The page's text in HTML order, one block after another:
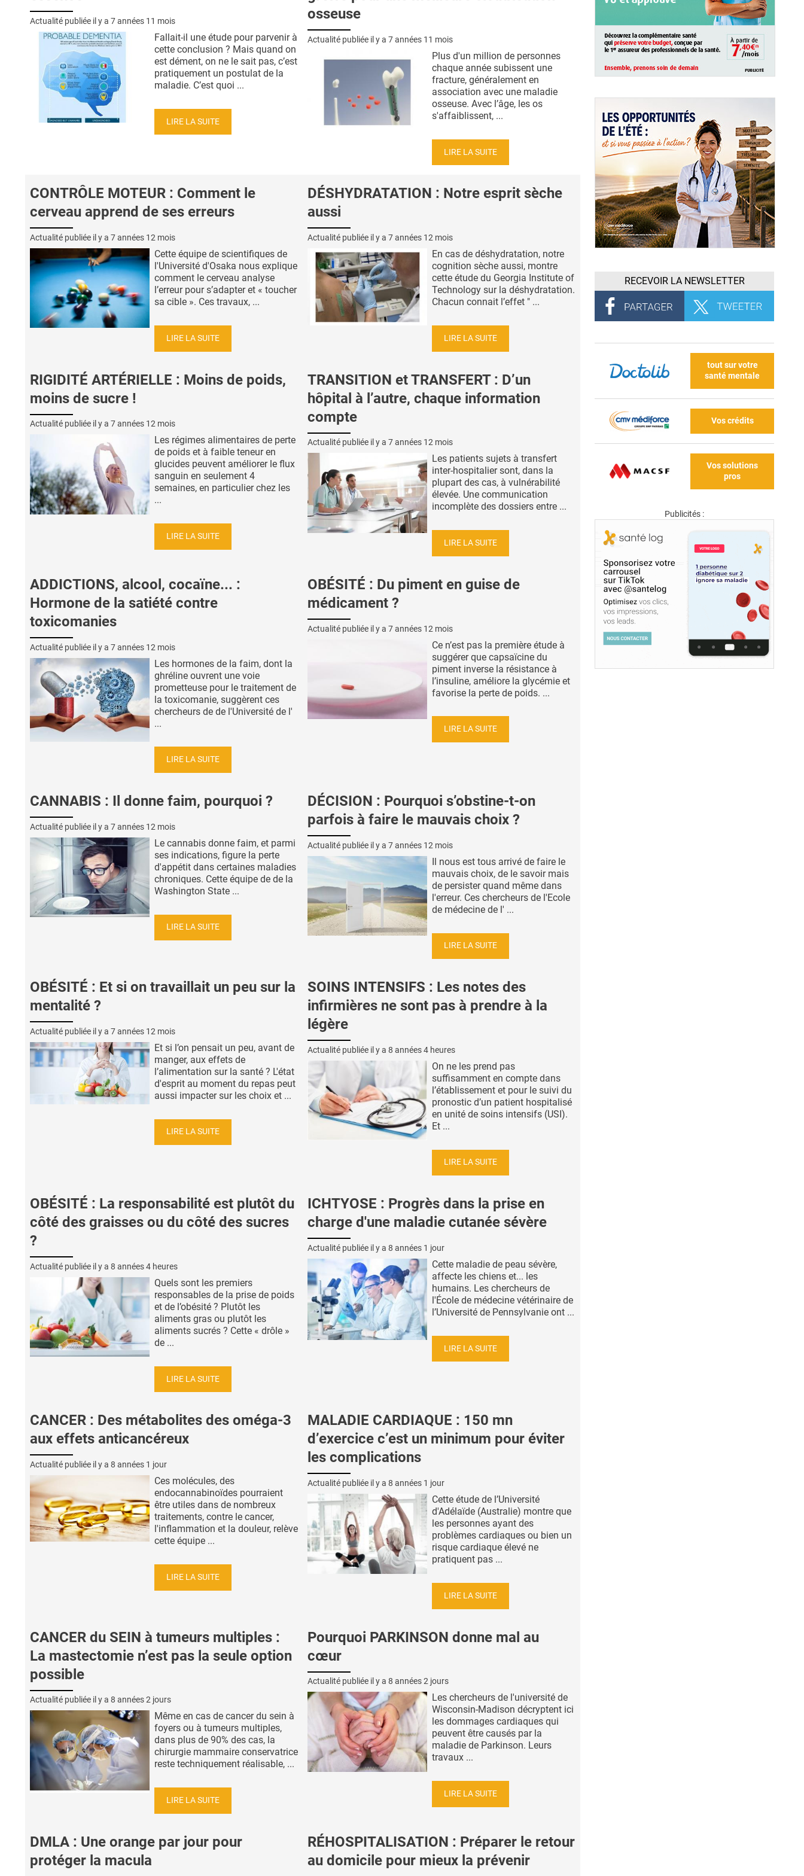
Actualité publiée il y a 7 années 11 mois
Fallait-il une étude pour parvenir à
cette conclusion ? Mais quand on
est dément, on ne le sait pas, c’est
pratiquement un postulat de la
maladie. C’est quoi ...
LIRE LA SUITE
osseuse
Actualité publiée il y a 7 années 11 mois
Plus d'un million de personnes
chaque année subissent une
fracture, généralement en
association avec une maladie
osseuse. Avec l’âge, les os
s'affaiblissent, ...
LIRE LA SUITE
CONTRÔLE MOTEUR : Comment le
cerveau apprend de ses erreurs
Actualité publiée il y a 7 années 12 mois
Cette équipe de scientifiques de
l'Université d'Osaka nous explique
comment le cerveau analyse
l’erreur pour s’adapter et « toucher
sa cible ». Ces travaux, ...
LIRE LA SUITE
DÉSHYDRATATION : Notre esprit sèche
aussi
Actualité publiée il y a 7 années 12 mois
En cas de déshydratation, notre
cognition sèche aussi, montre
cette étude du Georgia Institute of
Technology sur la déshydratation.
Chacun connait l’effet " ...
LIRE LA SUITE
RIGIDITÉ ARTÉRIELLE : Moins de poids,
moins de sucre !
Actualité publiée il y a 7 années 12 mois
Les régimes alimentaires de perte
de poids et à faible teneur en
glucides peuvent améliorer le flux
sanguin en seulement 4
semaines, en particulier chez les
...
LIRE LA SUITE
TRANSITION et TRANSFERT : D’un
hôpital à l’autre, chaque information
compte
Actualité publiée il y a 7 années 12 mois
Les patients sujets à transfert
inter-hospitalier sont, dans la
plupart des cas, à vulnérabilité
élevée. Une communication
incomplète des dossiers entre ...
LIRE LA SUITE
ADDICTIONS, alcool, cocaïne... :
Hormone de la satiété contre
toxicomanies
Actualité publiée il y a 7 années 12 mois
Les hormones de la faim, dont la
ghréline ouvrent une voie
prometteuse pour le traitement de
la toxicomanie, suggèrent ces
chercheurs de de l'Université de l'
...
LIRE LA SUITE
OBÉSITÉ : Du piment en guise de
médicament ?
Actualité publiée il y a 7 années 12 mois
Ce n’est pas la première étude à
suggérer que capsaïcine du
piment inverse la résistance à
l’insuline, améliore la glycémie et
favorise la perte de poids. ...
LIRE LA SUITE
CANNABIS : Il donne faim, pourquoi ?
Actualité publiée il y a 7 années 12 mois
Le cannabis donne faim, et parmi
ses indications, figure la perte
d'appétit dans certaines maladies
chroniques. Cette équipe de de la
Washington State ...
LIRE LA SUITE
DÉCISION : Pourquoi s’obstine-t-on
parfois à faire le mauvais choix ?
Actualité publiée il y a 7 années 12 mois
Il nous est tous arrivé de faire le
mauvais choix, de le savoir mais
de persister quand même dans
l'erreur. Ces chercheurs de l'Ecole
de médecine de l' ...
LIRE LA SUITE
OBÉSITÉ : Et si on travaillait un peu sur la
mentalité ?
Actualité publiée il y a 7 années 12 mois
Et si l’on pensait un peu, avant de
manger, aux effets de
l’alimentation sur la santé ? L'état
d'esprit au moment du repas peut
aussi impacter sur les choix et ...
LIRE LA SUITE
SOINS INTENSIFS : Les notes des
infirmières ne sont pas à prendre à la
légère
Actualité publiée il y a 8 années 4 heures
On ne les prend pas
suffisamment en compte dans
l’établissement et pour le suivi du
pronostic d’un patient hospitalisé
en unité de soins intensifs (USI).
Et ...
LIRE LA SUITE
OBÉSITÉ : La responsabilité est plutôt du
côté des graisses ou du côté des sucres
?
Actualité publiée il y a 8 années 4 heures
Quels sont les premiers
responsables de la prise de poids
et de l’obésité ? Plutôt les
aliments gras ou plutôt les
aliments sucrés ? Cette « drôle »
de ...
LIRE LA SUITE
ICHTYOSE : Progrès dans la prise en
charge d'une maladie cutanée sévère
Actualité publiée il y a 8 années 1 jour
Cette maladie de peau sévère,
affecte les chiens et... les
humains. Les chercheurs de
l'École de médecine vétérinaire de
l’Université de Pennsylvanie ont ...
LIRE LA SUITE
CANCER : Des métabolites des oméga-3
aux effets anticancéreux
Actualité publiée il y a 8 années 1 jour
Ces molécules, des
endocannabinoïdes pourraient
être utiles dans de nombreux
traitements, contre le cancer,
l'inflammation et la douleur, relève
cette équipe ...
LIRE LA SUITE
MALADIE CARDIAQUE : 150 mn
d’exercice c’est un minimum pour éviter
les complications
Actualité publiée il y a 8 années 1 jour
Cette étude de l’Université
d'Adélaïde (Australie) montre que
les personnes ayant des
problèmes cardiaques ou bien un
risque cardiaque élevé ne
pratiquent pas ...
LIRE LA SUITE
CANCER du SEIN à tumeurs multiples :
La mastectomie n’est pas la seule option
possible
Actualité publiée il y a 8 années 2 jours
Même en cas de cancer du sein à
foyers ou à tumeurs multiples,
dans plus de 90% des cas, la
chirurgie mammaire conservatrice
reste techniquement réalisable, ...
LIRE LA SUITE
Pourquoi PARKINSON donne mal au
cœur
Actualité publiée il y a 8 années 2 jours
Les chercheurs de l'université de
Wisconsin-Madison décryptent ici
les dommages cardiaques qui
peuvent être causés par la
maladie de Parkinson. Leurs
travaux ...
LIRE LA SUITE
DMLA : Une orange par jour pour
protéger la macula
RÉHOSPITALISATION : Préparer le retour
au domicile pour mieux la prévenir
RECEVOIR LA NEWSLETTER
tout sur votre
santé mentale
Vos crédits
Vos solutions
pros
Publicités :